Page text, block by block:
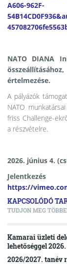
A606-962F-
NATO DIANA
értelmezése.
A pályázók
NATO
friss Challenge-
a részvételre.
2026. június 4.
https://
KAPCSOLÓDÓ
TUDJON MEG
Kamarai üzleti
lehetőséggel
2026/2027. tanév